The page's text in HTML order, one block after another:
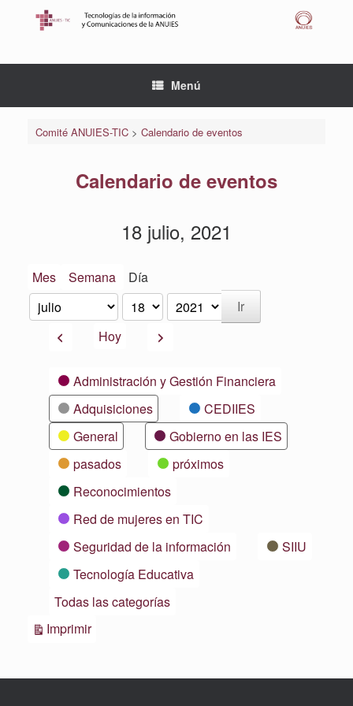
Menú
Comité ANUIES-TIC> Calendario de eventos
Calendario de eventos
18 julio, 2021
Mes Semana Día
Mes
Día
Año
AnteriorHoy Siguiente
CategoríasAdministración y Gestión Financiera
Adquisiciones
CEDIIES
General
Gobierno en las IES
pasados
próximos
Reconocimientos
Red de mujeres en TIC
Seguridad de la información
SIIU
Tecnología Educativa
Todas las categorías
ImprimirVistas